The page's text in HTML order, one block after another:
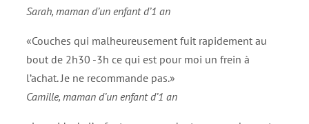
Sarah, maman d’un enfant d’1 an
«Couches qui malheureusement fuit rapidement au
bout de 2h30 -3h ce qui est pour moi un frein à
l’achat. Je ne recommande pas.»
Camille, maman d’un enfant d’1 an